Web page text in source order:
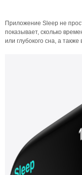
Приложение Sleep не
показывает, сколько
или глубокого сна, а